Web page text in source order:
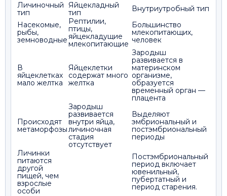
Личиночный
тип
Яйцекладный
тип
Внутриутробный тип
Насекомые,
рыбы,
земноводные
Рептилии,
птицы,
яйцекладущие
млекопитающие
Большинство
млекопитающих,
человек
В
яйцеклетках
мало желтка
Яйцеклетки
содержат много
желтка
Зародыш
развивается в
материнском
организме,
образуется
временный орган —
плацента
Происходят
метаморфозы
Зародыш
развивается
внутри яйца,
личиночная
стадия
отсутствует
Выделяют
эмбриональный и
постэмбриональный
периоды
Личинки
питаются
другой
пищей, чем
взрослые
особи
Постэмбриональный
период включает
ювенильный,
пубертатный и
период старения.